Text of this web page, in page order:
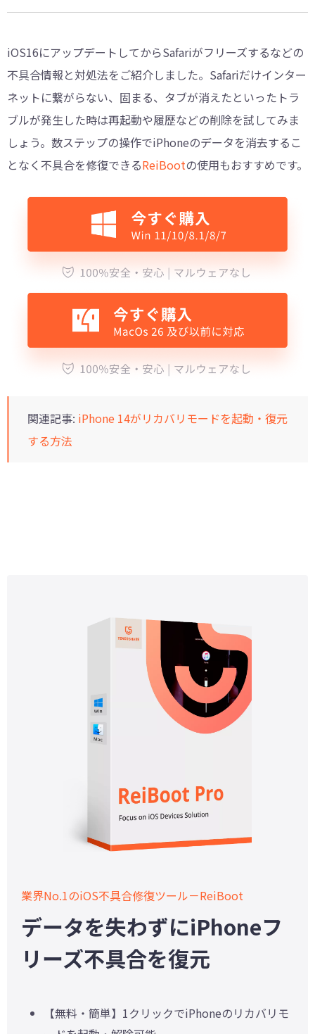
iOS16にアップデートしてからSafariがフリーズするなどの
不具合情報と対処法をご紹介しました。Safariだけインター
ネットに繋がらない、固まる、タブが消えたといったトラ
ブルが発生した時は再起動や履歴などの削除を試してみま
しょう。数ステップの操作でiPhoneのデータを消去するこ
となく不具合を修復できるReiBootの使用もおすすめです。
関連記事: iPhone 14がリカバリモードを起動・復元
する方法
業界No.1のiOS不具合修復ツール－ReiBoot
データを失わずにiPhoneフ
リーズ不具合を復元
【無料・簡単】1クリックでiPhoneのリカバリモ